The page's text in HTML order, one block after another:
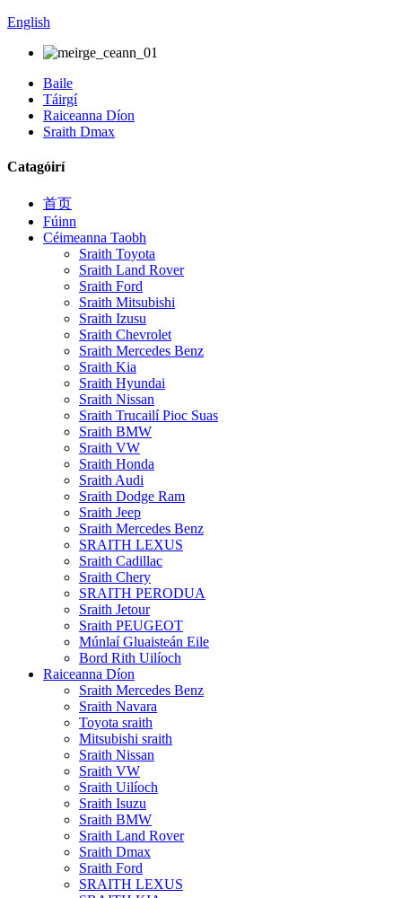
English
Baile
Táirgí
Raiceanna Díon
Sraith Dmax
Catagóirí
首页
Fúinn
Céimeanna Taobh
Sraith Toyota
Sraith Land Rover
Sraith Ford
Sraith Mitsubishi
Sraith Izusu
Sraith Chevrolet
Sraith Mercedes Benz
Sraith Kia
Sraith Hyundai
Sraith Nissan
Sraith Trucailí Pioc Suas
Sraith BMW
Sraith VW
Sraith Honda
Sraith Audi
Sraith Dodge Ram
Sraith Jeep
Sraith Mercedes Benz
SRAITH LEXUS
Sraith Cadillac
Sraith Chery
SRAITH PERODUA
Sraith Jetour
Sraith PEUGEOT
Múnlaí Gluaisteán Eile
Bord Rith Uilíoch
Raiceanna Díon
Sraith Mercedes Benz
Sraith Navara
Toyota sraith
Mitsubishi sraith
Sraith Nissan
Sraith VW
Sraith Uilíoch
Sraith Isuzu
Sraith BMW
Sraith Land Rover
Sraith Dmax
Sraith Ford
SRAITH LEXUS